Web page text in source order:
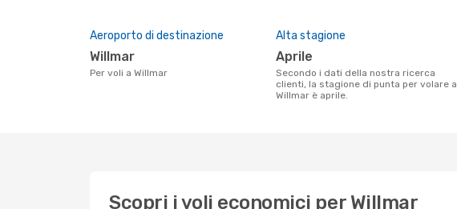
Aeroporto di destinazione
Willmar
Per voli a Willmar
Alta stagione
aprile
Secondo i dati della nostra ricerca
clienti, la stagione di punta per volare a
Willmar è aprile.
Scopri i voli economici per Willmar